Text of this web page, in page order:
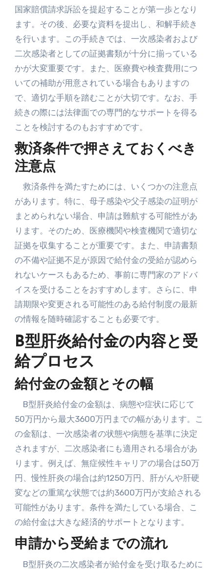
国家賠償請求訴訟を提起することが第一歩となり
ます。その後、必要な資料を提出し、和解手続き
を行います。この手続きでは、一次感染者および
二次感染者としての証拠書類が十分に揃っている
かが大変重要です。また、医療費や検査費用につ
いての補助が用意されている場合もありますの
で、適切な手順を踏むことが大切です。なお、手
続きの際には法律面での専門的なサポートを得る
ことを検討するのもおすすめです。
救済条件で押さえておくべき
注意点
救済条件を満たすためには、いくつかの注意点
があります。特に、母子感染や父子感染の証明が
まとめられない場合、申請は難航する可能性があ
ります。そのため、医療機関や検査機関で適切な
証拠を収集することが重要です。また、申請書類
の不備や証拠不足が原因で給付金の受給が認めら
れないケースもあるため、事前に専門家のアドバ
イスを受けることをおすすめします。さらに、申
請期限や変更される可能性のある給付制度の最新
の情報を随時確認することも必要です。
B型肝炎給付金の内容と受
給プロセス
給付金の金額とその幅
B型肝炎給付金の金額は、病態や症状に応じて
50万円から最大3600万円までの幅があります。こ
の金額は、一次感染者の状態や病態を基準に決定
されますが、二次感染者にも適用される場合があ
ります。例えば、無症候性キャリアの場合は50万
円、慢性肝炎の場合は約1250万円、肝がんや肝硬
変などの重篤な状態では約3600万円が支給される
可能性があります。条件を満たしている場合、こ
の給付金は大きな経済的サポートとなります。
申請から受給までの流れ
B型肝炎の二次感染者が給付金を受け取るために